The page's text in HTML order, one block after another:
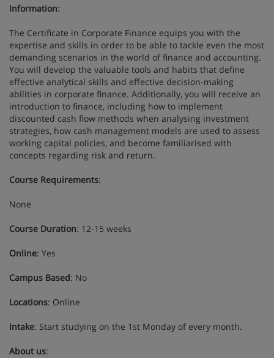
Information:
The Certificate in Corporate Finance equips you with the
expertise and skills in order to be able to tackle even the most
demanding scenarios in the world of finance and accounting.
You will develop the valuable tools and habits that define
effective analytical skills and effective decision-making
abilities in corporate finance. Additionally, you will receive an
introduction to finance, including how to implement
discounted cash flow methods when analysing investment
strategies, how cash management models are used to assess
working capital policies, and become familiarised with
concepts regarding risk and return.
Course Requirements:
None
Course Duration: 12-15 weeks
Online: Yes
Campus Based: No
Locations: Online
Intake: Start studying on the 1st Monday of every month.
About us: